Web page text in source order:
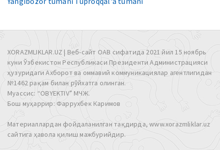
XORAZMLIKLAR.UZ | Веб-сайт ОАВ сифатида 2021 йил 15 ноябрь
куни Ўзбекистон Республикаси Президенти Администрацияси
ҳузуридаги Ахборот ва оммавий коммуникациялар агентлигидан
№1462 рақам билан рўйхатга олинган.
Муассис: “OBYEKTIV” МЧЖ.
Бош муҳаррир: Фаррухбек Каримов
Материаллардан фойдаланилган тақдирда, www.xorazmliklar.uz
сайтига ҳавола қилиш мажбурийдир.